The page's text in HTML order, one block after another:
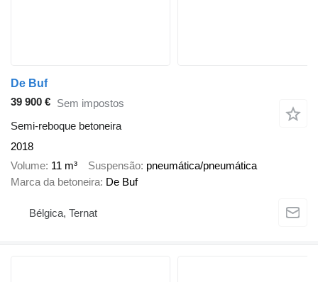
De Buf
39 900 € Sem impostos
Semi-reboque betoneira
2018
Volume 11 m³ Suspensão pneumática/pneumática
Marca da betoneira De Buf
Bélgica, Ternat